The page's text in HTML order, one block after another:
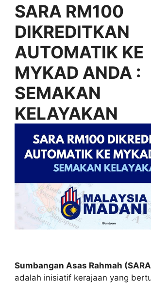
SARA RM100
DIKREDITKAN
AUTOMATIK KE
MYKAD ANDA :
SEMAKAN
KELAYAKAN
Sumbangan Asas Rahmah
adalah inisiatif kerajaan yang